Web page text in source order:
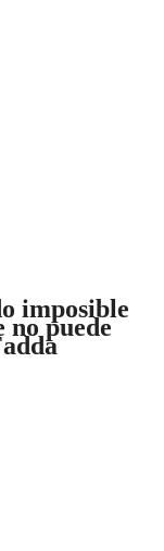
imposible
no puede